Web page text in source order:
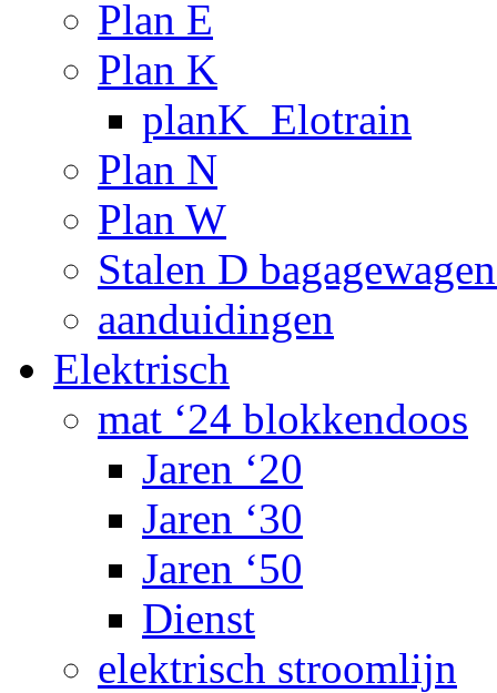
Plan E
Plan K
planK_Elotrain
Plan N
Plan W
Stalen D
aanduidingen
Elektrisch
mat ‘24 blokkendoos
Jaren ‘20
Jaren ‘30
Jaren ‘50
Dienst
elektrisch stroomlijn